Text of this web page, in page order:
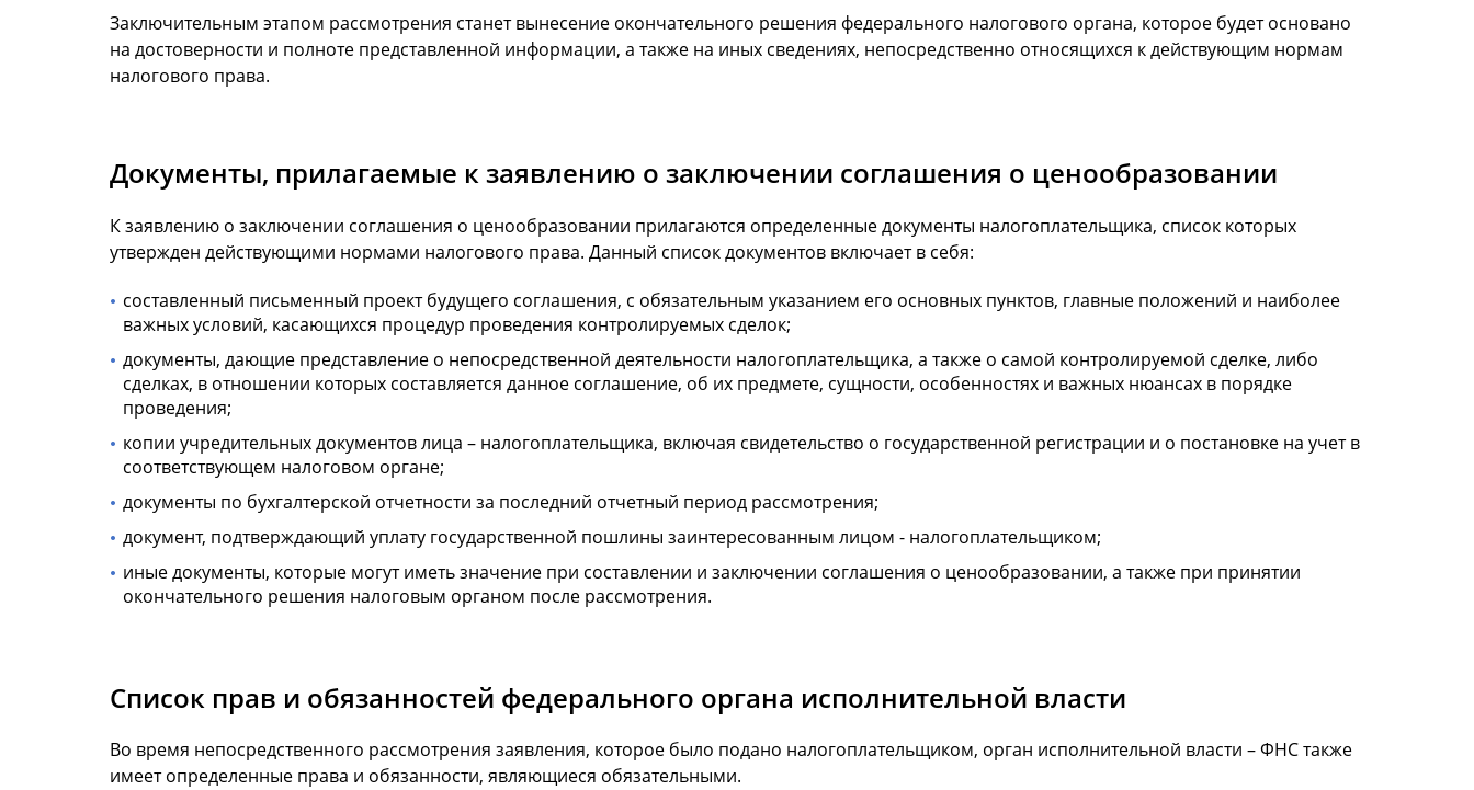
Заключительным этапом рассмотрения станет вынесение окончательного решения федерального налогового органа, которое будет основано
на достоверности и полноте представленной информации, а также на иных сведениях, непосредственно относящихся к действующим нормам
налогового права.
Документы, прилагаемые к заявлению о заключении соглашения о ценообразовании
К заявлению о заключении соглашения о ценообразовании прилагаются определенные документы налогоплательщика, список которых
утвержден действующими нормами налогового права. Данный список документов включает в себя:
составленный письменный проект будущего соглашения, с обязательным указанием его основных пунктов, главные положений и наиболее
важных условий, касающихся процедур проведения контролируемых сделок;
документы, дающие представление о непосредственной деятельности налогоплательщика, а также о самой контролируемой сделке, либо
сделках, в отношении которых составляется данное соглашение, об их предмете, сущности, особенностях и важных нюансах в порядке
проведения;
копии учредительных документов лица – налогоплательщика, включая свидетельство о государственной регистрации и о постановке на учет в
соответствующем налоговом органе;
документы по бухгалтерской отчетности за последний отчетный период рассмотрения;
документ, подтверждающий уплату государственной пошлины заинтересованным лицом - налогоплательщиком;
иные документы, которые могут иметь значение при составлении и заключении соглашения о ценообразовании, а также при принятии
окончательного решения налоговым органом после рассмотрения.
Список прав и обязанностей федерального органа исполнительной власти
Во время непосредственного рассмотрения заявления, которое было подано налогоплательщиком, орган исполнительной власти – ФНС также
имеет определенные права и обязанности, являющиеся обязательными.